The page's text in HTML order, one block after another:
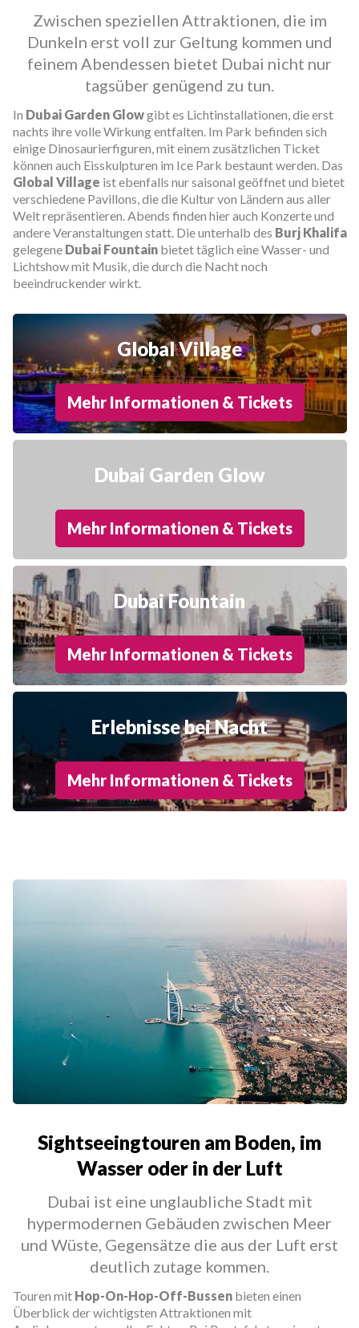
Zwischen speziellen Attraktionen, die im
Dunkeln erst voll zur Geltung kommen und
feinem Abendessen bietet Dubai nicht nur
tagsüber genügend zu tun.
In Dubai Garden Glowgibt es Lichtinstallationen, die erst
nachts ihre volle Wirkung entfalten. Im Park befinden sich
einige Dinosaurierfiguren, mit einem zusätzlichen Ticket
können auch Eisskulpturen im Ice Park bestaunt werden. Das
Global Village ist ebenfalls nur saisonal geöffnet und bietet
verschiedene Pavillons, die die Kultur von Ländern aus aller
Welt repräsentieren. Abends finden hier auch Konzerte und
andere Veranstaltungen statt. Die unterhalb des Burj Khalifa
gelegene Dubai Fountainbietet täglich eine Wasser- und
Lichtshow mit Musik, die durch die Nacht noch
beeindruckender wirkt.
Global Village
Mehr Informationen & Tickets
Dubai Garden Glow
Mehr Informationen & Tickets
Dubai Fountain
Mehr Informationen & Tickets
Erlebnisse bei Nacht
Mehr Informationen & Tickets
Sightseeingtouren am Boden, im
Wasser oder in der Luft
Dubai ist eine unglaubliche Stadt mit
hypermodernen Gebäuden zwischen Meer
und Wüste, Gegensätze die aus der Luft erst
deutlich zutage kommen.
Touren mit Hop-On-Hop-Off-Bussenbieten einen
Überblick der wichtigsten Attraktionen mit